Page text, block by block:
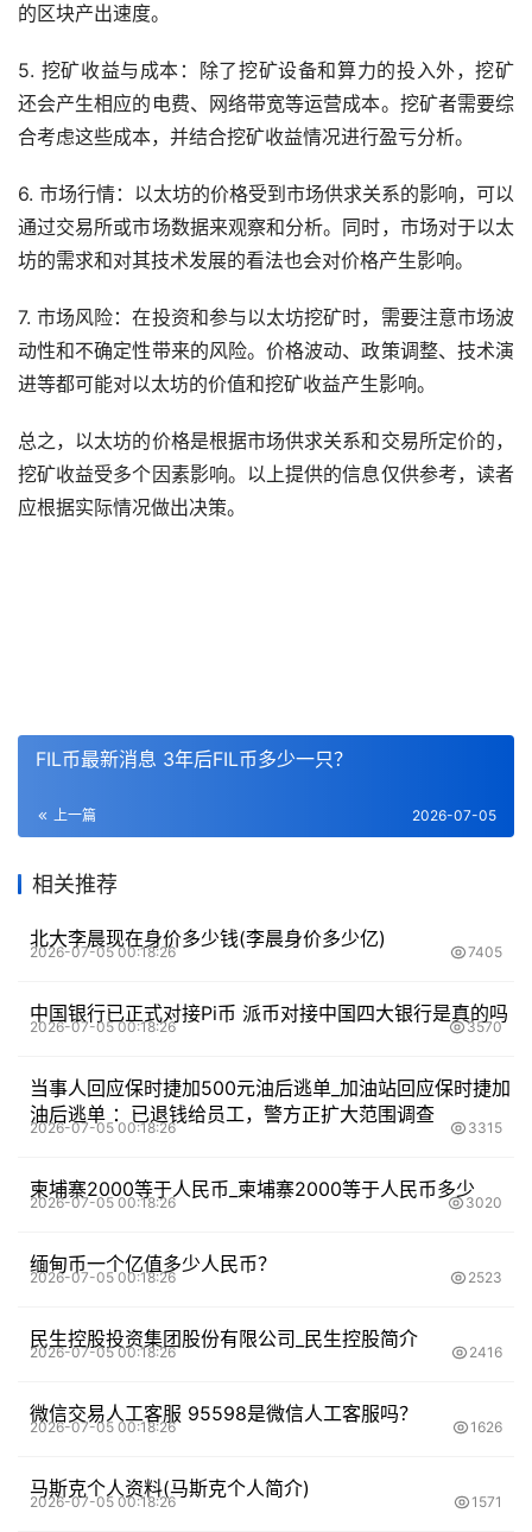
的区块产出速度。
5. 挖矿收益与成本：除了挖矿设备和算力的投入外，挖矿
还会产生相应的电费、网络带宽等运营成本。挖矿者需要综
合考虑这些成本，并结合挖矿收益情况进行盈亏分析。
6. 市场行情：以太坊的价格受到市场供求关系的影响，可以
通过交易所或市场数据来观察和分析。同时，市场对于以太
坊的需求和对其技术发展的看法也会对价格产生影响。
7. 市场风险：在投资和参与以太坊挖矿时，需要注意市场波
动性和不确定性带来的风险。价格波动、政策调整、技术演
进等都可能对以太坊的价值和挖矿收益产生影响。
总之，以太坊的价格是根据市场供求关系和交易所定价的，
挖矿收益受多个因素影响。以上提供的信息仅供参考，读者
应根据实际情况做出决策。
FIL币最新消息 3年后FIL币多少一只？
上一篇 2026-07-05
相关推荐
北大李晨现在身价多少钱(李晨身价多少亿)
2026-07-05 00:18:26 7405
中国银行已正式对接Pi币 派币对接中国四大银行是真的吗
2026-07-05 00:18:26 3570
当事人回应保时捷加500元油后逃单_加油站回应保时捷加
油后逃单 ：已退钱给员工，警方正扩大范围调查
2026-07-05 00:18:26 3315
柬埔寨2000等于人民币_柬埔寨2000等于人民币多少
2026-07-05 00:18:26 3020
缅甸币一个亿值多少人民币？
2026-07-05 00:18:26 2523
民生控股投资集团股份有限公司_民生控股简介
2026-07-05 00:18:26 2416
微信交易人工客服 95598是微信人工客服吗？
2026-07-05 00:18:26 1626
马斯克个人资料(马斯克个人简介)
2026-07-05 00:18:26 1571